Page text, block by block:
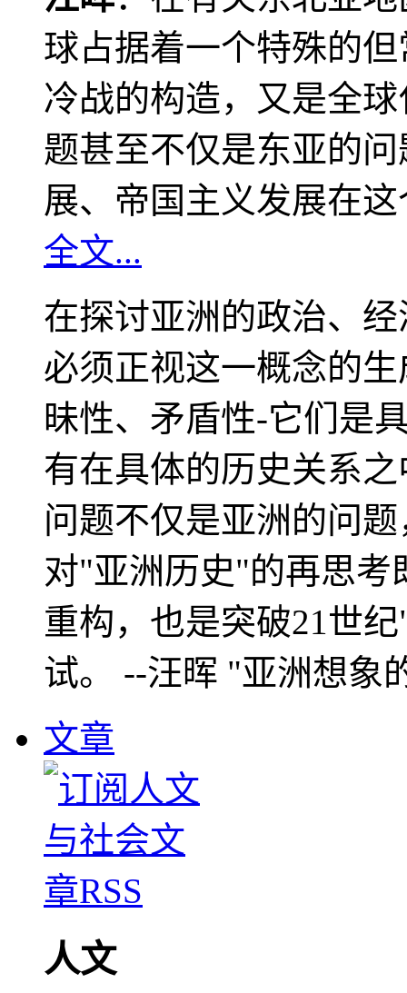
球占据着一个特殊的
冷战的构造，又是全
题甚至不仅是东亚的
展、帝国主义发展在
全文...
在探讨亚洲的政治、
必须正视这一概念的
昧性、矛盾性-它们是
有在具体的历史关系
问题不仅是亚洲的问
对"亚洲历史"的再思考
重构，也是突破21世
试。 --汪晖 "亚洲想象
文章
人文